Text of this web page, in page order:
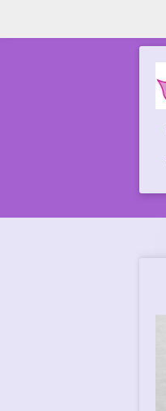
direct